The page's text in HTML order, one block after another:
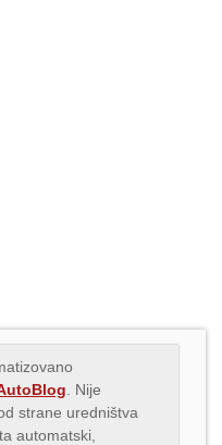
. Nije
strane uredništva
automatski,